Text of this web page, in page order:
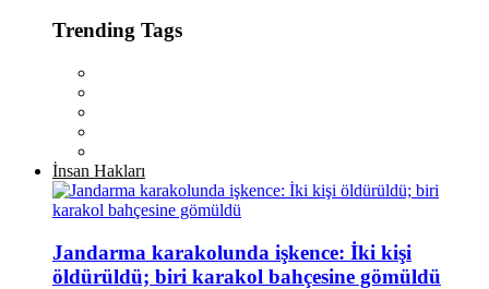
Trending Tags
İnsan Hakları
Jandarma karakolunda işkence: İki kişi
öldürüldü; biri karakol bahçesine gömüldü